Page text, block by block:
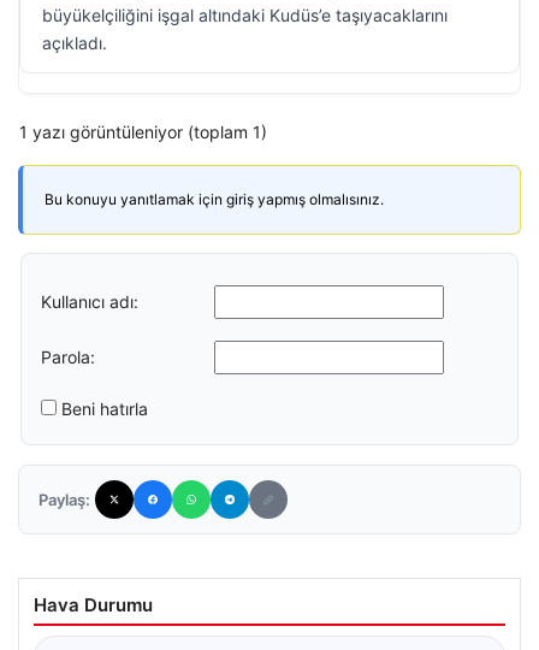
büyükelçiliğini işgal altındaki Kudüs’e taşıyacaklarını
açıkladı.
1 yazı görüntüleniyor (toplam 1)
Bu konuyu yanıtlamak için giriş yapmış olmalısınız.
Kullanıcı adı:
Parola:
Beni hatırla
Paylaş:
Hava Durumu